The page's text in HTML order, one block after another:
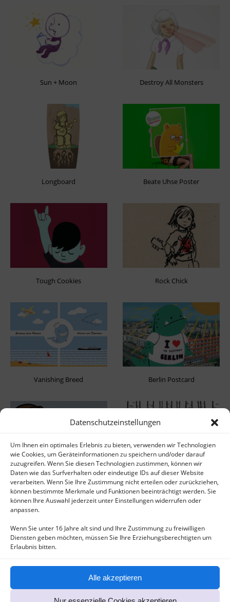
Datenschutzeinstellungen
Um Ihnen ein optimales Erlebnis zu bieten, verwenden wir Technologien
wie Cookies, um Geräteinformationen zu speichern und/oder darauf
zuzugreifen. Wenn Sie diesen Technologien zustimmen, können wir
Daten wie das Surfverhalten oder eindeutige IDs auf dieser Website
verarbeiten. Wenn Sie Ihre Zustimmung nicht erteilen oder zurückziehen,
können bestimmte Merkmale und Funktionen beeinträchtigt werden. Sie
können Ihre Auswahl jederzeit unter Einstellungen widerrufen oder
anpassen.
Wenn Sie unter 16 Jahre alt sind und Ihre Zustimmung zu freiwilligen
Diensten geben möchten, müssen Sie Ihre Erziehungsberechtigten um
Erlaubnis bitten.
Alle akzeptieren
Sun + Moon Destroy All Monsters
Longboard Beate Uhse Poster
Tough Cookies Rock Chick
Vanishing Breed Berlin Postcard
Nanouka Children's Book Summer of Girls